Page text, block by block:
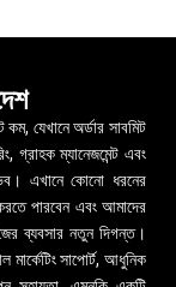
কম, যেখানে অর্ডার সাবমিট
গ্রাহক ম্যানেজমেন্ট এবং
এখানে কোনো ধরনের
পারবেন এবং আমাদের
ব্যবসার নতুন দিগন্ত।
মার্কেটিং সাপোর্ট, আধুনিক